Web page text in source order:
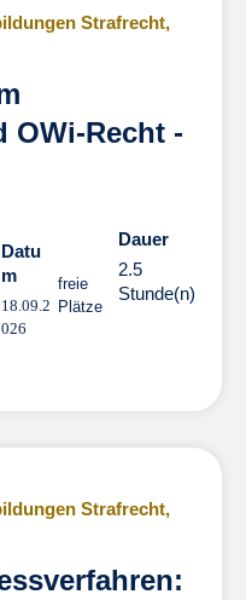
Strafrecht,
OWi-Recht -
Datu
m
18.09.2
026
freie
Plätze
Dauer
2.5
Stunde(n)
Strafrecht,